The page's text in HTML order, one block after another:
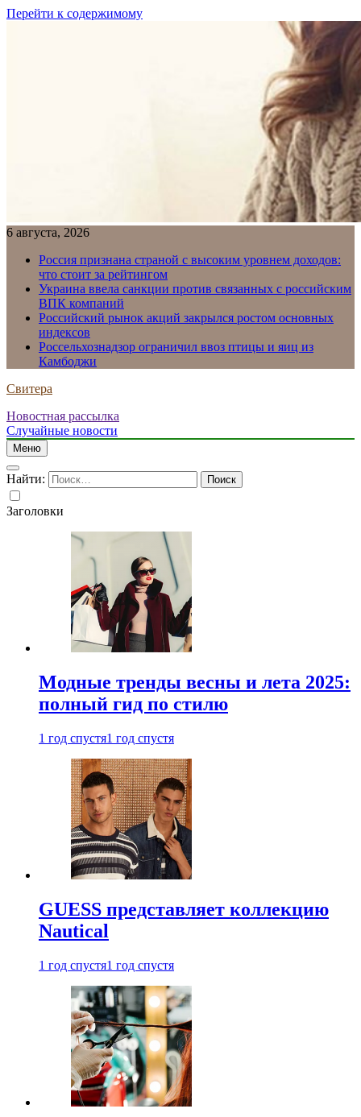
Перейти к содержимому
6 августа, 2026
Россия признана страной с высоким уровнем доходов:
что стоит за рейтингом
Украина ввела санкции против связанных с российским
ВПК компаний
Российский рынок акций закрылся ростом основных
индексов
Россельхознадзор ограничил ввоз птицы и яиц из
Камбоджи
Свитера
Новостная рассылка
Случайные новости
Меню
Найти:
Заголовки
Модные тренды весны и лета 2025:
полный гид по стилю
1 год спустя1 год спустя
GUESS представляет коллекцию
Nautical
1 год спустя1 год спустя